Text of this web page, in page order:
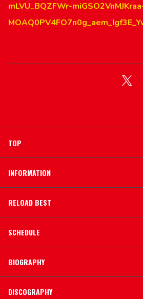
mLVU_BQZFWr-
TOP
INFORMATION
RELOAD BEST
SCHEDULE
BIOGRAPHY
DISCOGRAPHY